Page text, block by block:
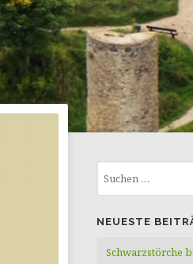
NEUESTE
Schwarzstörche